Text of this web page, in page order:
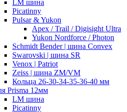
LM шина
Picatinny
Pulsar & Yukon
Apex / Trail / Digisight Ultra
Yukon Nordforce / Photon
Schmidt Bender | шина Convex
Swarovski | шина SR
Venox | Patriot
Zeiss | шина ZM/VM
Кольца 26-30-34-35-36-40 мм
Prisma 12мм
LM шина
Picatinny